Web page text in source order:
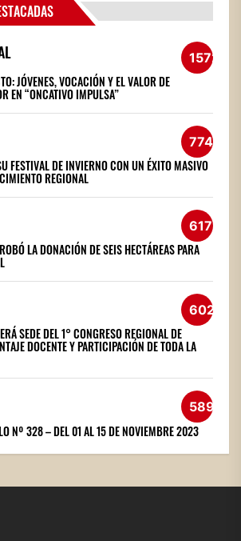
1572
JÓVENES, VOCACIÓN Y EL VALOR DE
EN “ONCATIVO IMPULSA”
774
FESTIVAL DE INVIERNO CON UN ÉXITO MASIVO
REGIONAL
617
LA DONACIÓN DE SEIS HECTÁREAS PARA
602
SEDE DEL 1° CONGRESO REGIONAL DE
DOCENTE Y PARTICIPACIÓN DE TODA LA
589
Nº 328 – DEL 01 AL 15 DE NOVIEMBRE 2023